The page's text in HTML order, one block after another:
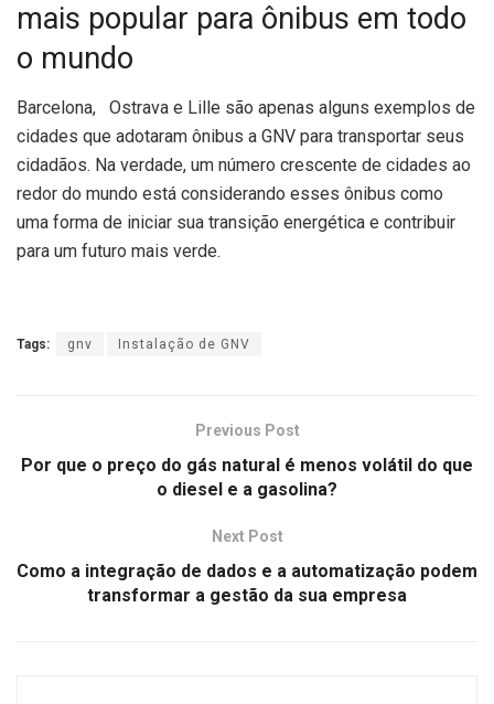
mais popular para ônibus em todo
o mundo
Barcelona, Ostrava e Lille são apenas alguns exemplos de
cidades que adotaram ônibus a GNV para transportar seus
cidadãos. Na verdade, um número crescente de cidades ao
redor do mundo está considerando esses ônibus como
uma forma de iniciar sua transição energética e contribuir
para um futuro mais verde.
Tags: gnv Instalação de GNV
Previous Post
Por que o preço do gás natural é menos volátil do que
o diesel e a gasolina?
Next Post
Como a integração de dados e a automatização podem
transformar a gestão da sua empresa